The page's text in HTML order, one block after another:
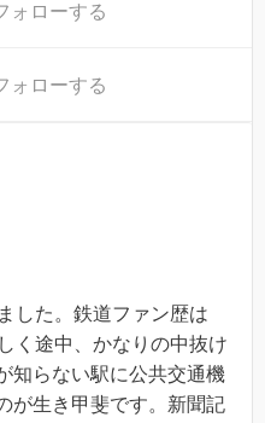
ォローする
ォローする
した。鉄道ファン歴は
く途中、かなりの中抜け
知らない駅に公共交通機
が生き甲斐です。新聞記